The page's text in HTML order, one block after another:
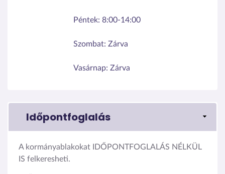
Péntek: 8:00-14:00
Szombat: Zárva
Vasárnap: Zárva
Időpontfoglalás
A kormányablakokat IDŐPONTFOGLALÁS NÉLKÜL
IS felkeresheti.